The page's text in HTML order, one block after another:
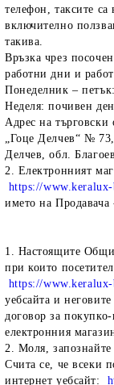
телефон, таксите
включително
такива.
Връзка чрез
работни дни и
Понеделник –
Неделя: почивен
Адрес на
„Гоце Делчев“ №
Делчев, обл.
2. Електронният
https://
името на
1. Настоящите Общи
при които
https://
уебсайта и
договор за
електронния
2. Моля,
Счита се, че всеки
интернет уебсайт: